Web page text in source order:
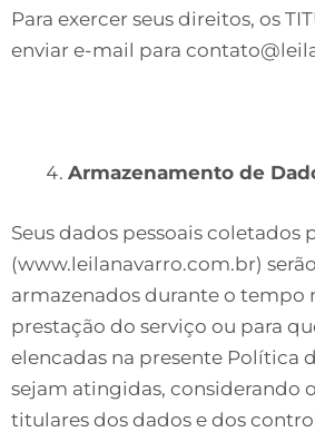
Para exercer seus direitos, os
enviar e-mail para
Armazenamento de
Seus dados pessoais coletados
(www.leilanavarro.com.br)
armazenados durante o tempo
prestação do serviço ou para
elencadas na presente Política
sejam atingidas, considerando
titulares dos dados e dos